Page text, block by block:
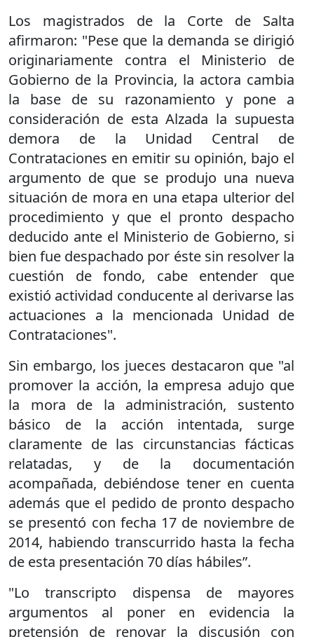
Los magistrados de la Corte de Salta
afirmaron: "Pese que la demanda se dirigió
originariamente contra el Ministerio de
Gobierno de la Provincia, la actora cambia
la base de su razonamiento y pone a
consideración de esta Alzada la supuesta
demora de la Unidad Central de
Contrataciones en emitir su opinión, bajo el
argumento de que se produjo una nueva
situación de mora en una etapa ulterior del
procedimiento y que el pronto despacho
deducido ante el Ministerio de Gobierno, si
bien fue despachado por éste sin resolver la
cuestión de fondo, cabe entender que
existió actividad conducente al derivarse las
actuaciones a la mencionada Unidad de
Contrataciones".
Sin embargo, los jueces destacaron que "al
promover la acción, la empresa adujo que
la mora de la administración, sustento
básico de la acción intentada, surge
claramente de las circunstancias fácticas
relatadas, y de la documentación
acompañada, debiéndose tener en cuenta
además que el pedido de pronto despacho
se presentó con fecha 17 de noviembre de
2014, habiendo transcurrido hasta la fecha
de esta presentación 70 días hábiles”.
"Lo transcripto dispensa de mayores
argumentos al poner en evidencia la
pretensión de renovar la discusión con